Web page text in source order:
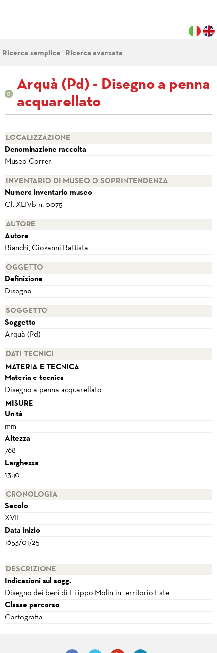
Ricerca semplice Ricerca avanzata
Arquà (Pd) - Disegno a penna
acquarellato
LOCALIZZAZIONE
Denominazione raccolta
Museo Correr
INVENTARIO DI MUSEO O SOPRINTENDENZA
Numero inventario museo
Cl. XLIVb n. 0075
AUTORE
Autore
Bianchi, Giovanni Battista
OGGETTO
Definizione
Disegno
SOGGETTO
Soggetto
Arquà (Pd)
DATI TECNICI
MATERIA E TECNICA
Materia e tecnica
Disegno a penna acquarellato
MISURE
Unità
mm
Altezza
768
Larghezza
1340
CRONOLOGIA
Secolo
XVII
Data inizio
1653/01/25
DESCRIZIONE
Indicazioni sul sogg.
Disegno dei beni di Filippo Molin in territorio Este
Classe percorso
Cartografia